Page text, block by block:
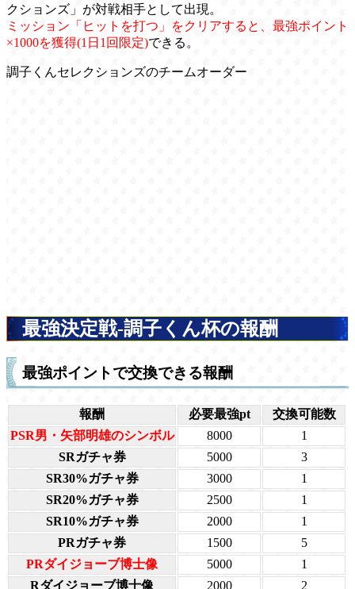
クションズ」が対戦相手として出現。
ミッション「ヒットを打つ」をクリアすると、最強ポイント
×1000を獲得(1日1回限定)できる。
調子くんセレクションズのチームオーダー
最強決定戦-調子くん杯の報酬
最強ポイントで交換できる報酬
報酬 必要最強pt
交換可能数
PSR男・矢部明雄のシンボル
8000
1
SRガチャ券
5000
3
SR30%ガチャ券
3000
1
SR20%ガチャ券
2500
1
SR10%ガチャ券
2000
1
PRガチャ券
1500
5
PRダイジョーブ博士像
5000
1
Rダイジョーブ博士像
2000 2